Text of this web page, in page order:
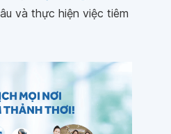
và thực hiện việc tiêm